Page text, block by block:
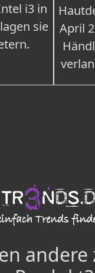
i3 in
sie
April
andere